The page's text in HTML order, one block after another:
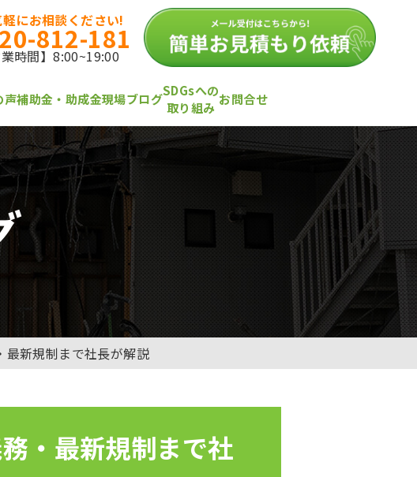
にお相談ください!
812-181
業時間】8:00~19:00
声補助金・助成金現場ブログSDGsへの
取り組み お問合せ
最新規制まで社長が解説
・最新規制まで社